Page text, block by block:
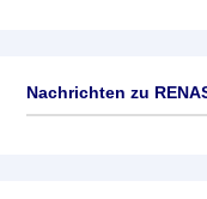
Nachrichten zu